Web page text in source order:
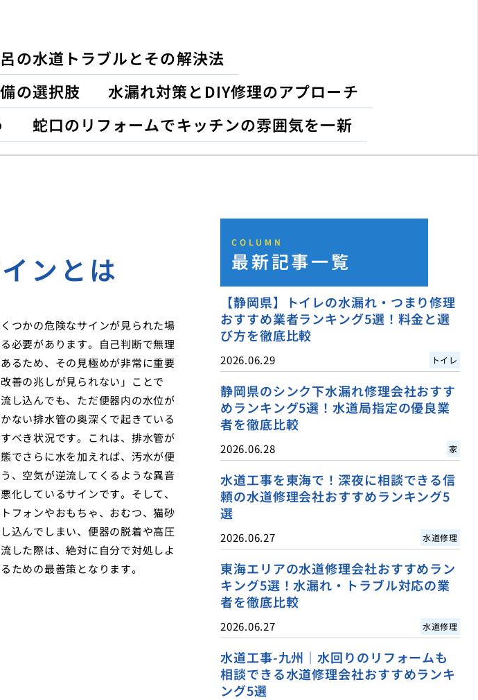
の水道トラブルとその解決法
の選択肢
水漏れ対策とDIY修理のアプローチ
蛇口のリフォームでキッチンの雰囲気を一新
ンとは
つかの危険なサインが見られた場
必要があります。自己判断で無理
るため、その見極めが非常に重要
善の兆しが見られない」ことで
し込んでも、ただ便器内の水位が
ない排水管の奥深くで起きている
べき状況です。これは、排水管が
でさらに水を加えれば、汚水が便
、空気が逆流してくるような異音
化しているサインです。そして、
フォンやおもちゃ、おむつ、猫砂
込んでしまい、便器の脱着や高圧
した際は、絶対に自分で対処しよ
ための最善策となります。
COLUMN
最新記事一覧
【静岡県】トイレの水漏れ・つまり修理
おすすめ業者ランキング5選！料金と選
び方を徹底比較
2026.06.29 トイレ
静岡県のシンク下水漏れ修理会社おすす
めランキング5選！水道局指定の優良業
者を徹底比較
2026.06.28 家
水道工事を東海で！深夜に相談できる信
頼の水道修理会社おすすめランキング5
選
2026.06.27 水道修理
東海エリアの水道修理会社おすすめラン
キング5選！水漏れ・トラブル対応の業
者を徹底比較
2026.06.27 水道修理
水道工事-九州｜水回りのリフォームも
相談できる水道修理会社おすすめランキ
ング5選